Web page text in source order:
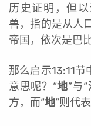
历史证明，但
兽，指的是从人
帝国，依次是巴
那么启示13:11节
意思呢？“地”与“
方，而“地”则代